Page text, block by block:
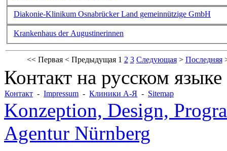
Diakonie-Klinikum Osnabrücker Land gemeinnützige GmbH
Krankenhaus der Augustinerinnen
<< Первая< Предыдущая 1 2 3 Следующая> Последняя
Контакт на русском
Контакт - Impressum - Клиники А-Я - Sitemap
Konzeption, Design,
Agentur Nürnberg